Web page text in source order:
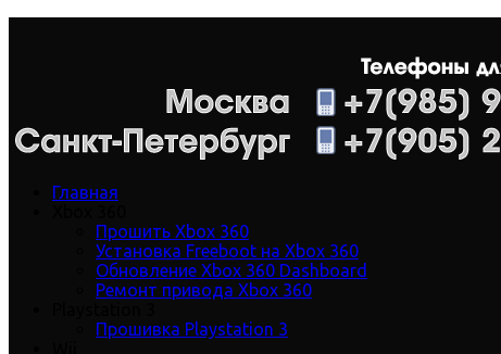
Главная
Прошить Xbox 360
Установка Freeboot на Xbox 360
Обновление Xbox 360 Dashboard
Ремонт привода Xbox 360
Прошивка Playstation 3